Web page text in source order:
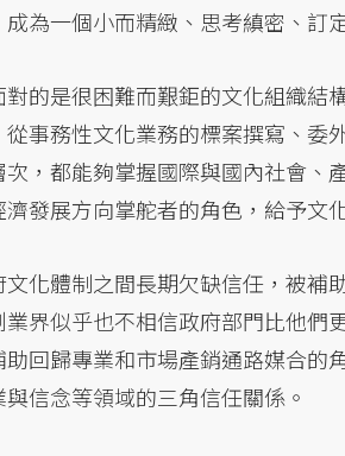
為一個小而精緻、思考縝密、訂
的是很困難而艱鉅的文化組織結
事務性文化業務的標案撰寫、委
，都能夠掌握國際與國內社會、
發展方向掌舵者的角色，給予文
化體制之間長期欠缺信任，被
界似乎也不相信政府部門比他們
回歸專業和市場產銷通路媒合的
信念等領域的三角信任關係。